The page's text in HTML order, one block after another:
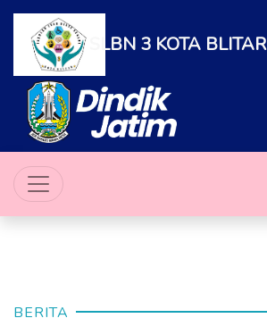
SLBN 3 KOTA BLITAR
BERITA